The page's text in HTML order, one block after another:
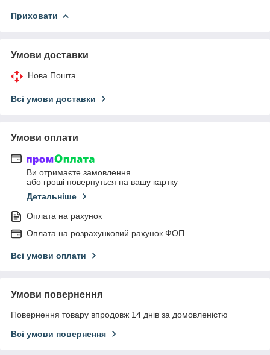
Приховати
Умови доставки
Нова Пошта
Всі умови доставки
Умови оплати
Ви отримаєте замовлення
або гроші повернуться на вашу картку
Детальніше
Оплата на рахунок
Оплата на розрахунковий рахунок ФОП
Всі умови оплати
Умови повернення
Повернення товару впродовж 14 днів за домовленістю
Всі умови повернення